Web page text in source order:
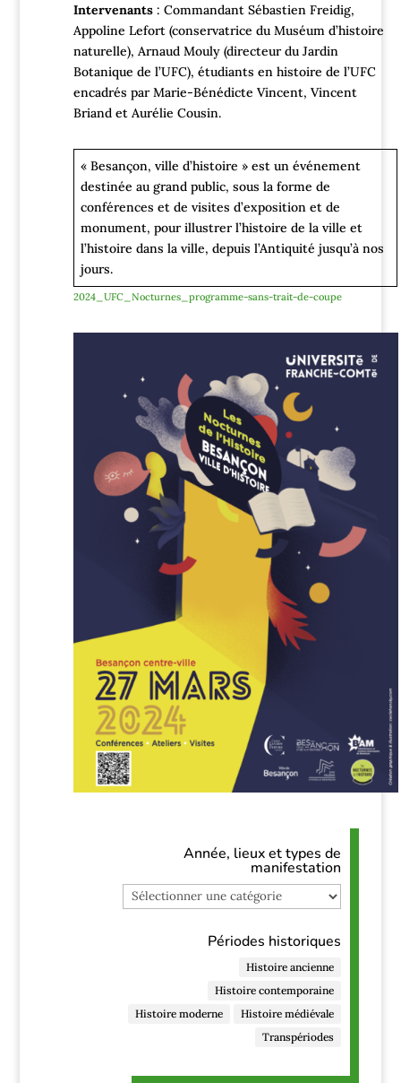
Intervenants : Commandant Sébastien Freidig,
Appoline Lefort (conservatrice du Muséum d’histoire
naturelle), Arnaud Mouly (directeur du Jardin
Botanique de l’UFC), étudiants en histoire de l’UFC
encadrés par Marie-Bénédicte Vincent, Vincent
Briand et Aurélie Cousin.
« Besançon, ville d’histoire » est un événement
destinée au grand public, sous la forme de
conférences et de visites d’exposition et de
monument, pour illustrer l’histoire de la ville et
l’histoire dans la ville, depuis l’Antiquité jusqu’à nos
jours.
2024_UFC_Nocturnes_programme-sans-trait-de-coupe
Année, lieux et types de
manifestation
Année,
lieux
Périodes historiques
Histoire ancienne
Histoire contemporaine
Histoire moderne
Histoire médiévale
Transpériodes